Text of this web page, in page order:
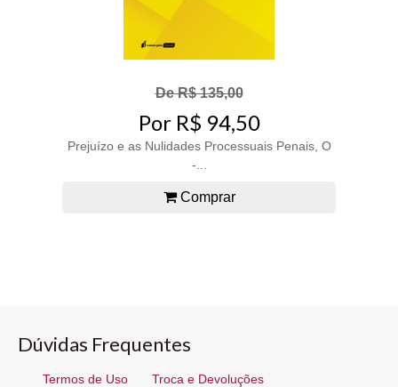
De R$ 135,00
Por R$ 94,50
Prejuízo e as Nulidades Processuais Penais, O
-...
Comprar
Dúvidas Frequentes
Termos de Uso Troca e Devoluções